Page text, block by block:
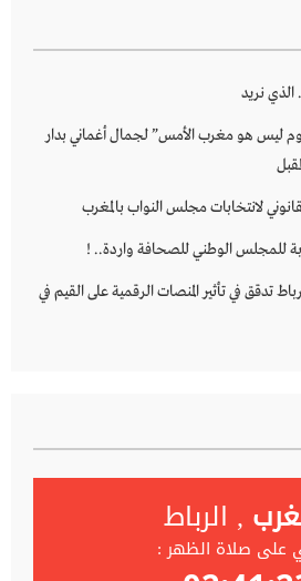
نريد
ليس هو مغرب الأمس” لجمال أغماني بدار
لانتخابات مجلس النواب بالمغرب
للمجلس الوطني للصحافة واردة.. !
تدقق في تأثير المنصات الرقمية على القيم في